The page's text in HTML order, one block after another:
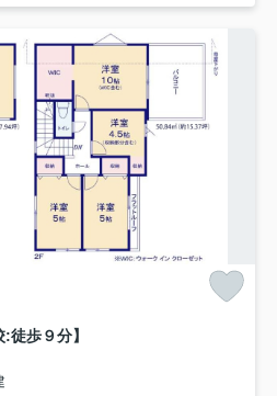
歩９分】